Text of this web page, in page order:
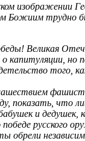
изображении
Божиим трудно
Великая
но
того,
показать, что
и
русского